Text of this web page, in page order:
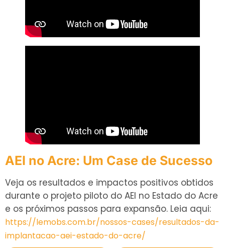
AEI no Acre: Um Case de Sucesso
Veja os resultados e impactos positivos obtidos
durante o projeto piloto do AEI no Estado do Acre
e os próximos passos para expansão. Leia aqui:
https://lemobs.com.br/nossos-cases/resultados-da-
implantacao-aei-estado-do-acre/